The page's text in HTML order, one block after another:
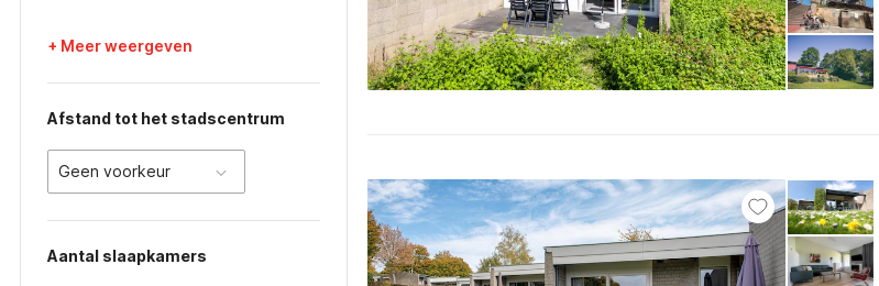
+ Meer weergeven
Afstand tot het stadscentrum
Geen voorkeur
Aantal slaapkamers